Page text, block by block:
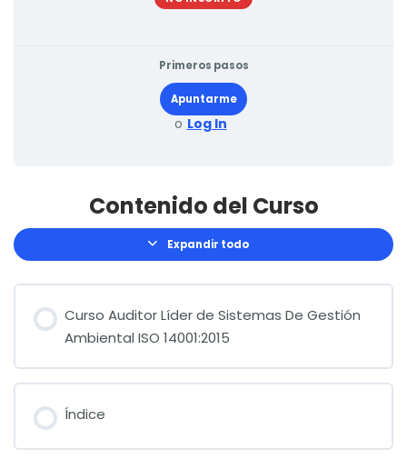
Primeros pasos
Apuntarme
o Log In
Contenido del Curso
Expandir todo
Lecciones
Curso Auditor Líder de Sistemas De Gestión
Ambiental ISO 14001:2015
Índice